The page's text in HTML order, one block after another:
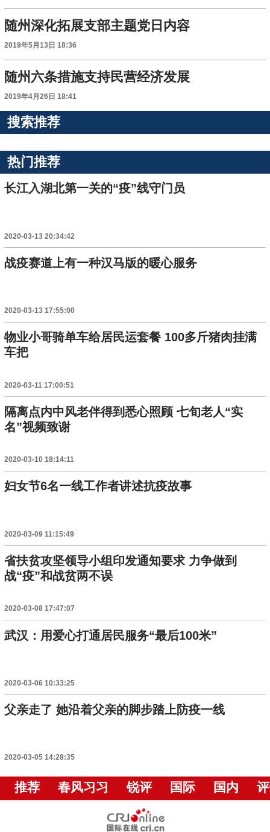
随州深化拓展支部主题党日内容
2019年5月13日 18:36
随州六条措施支持民营经济发展
2019年4月26日 18:41
搜索推荐
热门推荐
长江入湖北第一关的“疫”线守门员
2020-03-13 20:34:42
战疫赛道上有一种汉马版的暖心服务
2020-03-13 17:55:00
物业小哥骑单车给居民运套餐 100多斤猪肉挂满
车把
2020-03-11 17:00:51
隔离点内中风老伴得到悉心照顾 七旬老人“实
名”视频致谢
2020-03-10 18:14:11
妇女节6名一线工作者讲述抗疫故事
2020-03-09 11:15:49
省扶贫攻坚领导小组印发通知要求 力争做到
战“疫”和战贫两不误
2020-03-08 17:47:07
武汉：用爱心打通居民服务“最后100米”
2020-03-06 10:33:25
父亲走了 她沿着父亲的脚步踏上防疫一线
2020-03-05 14:28:35
推荐 春风习习 锐评 国际 国内